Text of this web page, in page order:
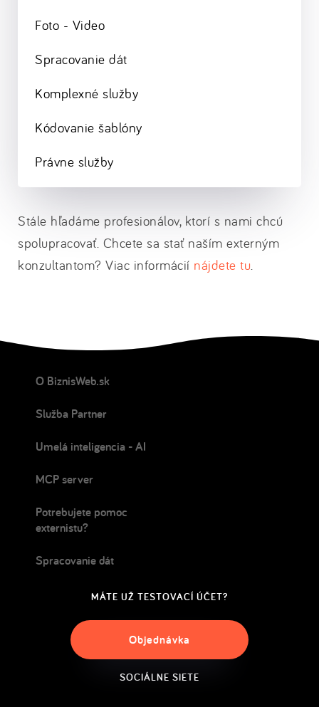
Foto - Video
Spracovanie dát
Komplexné služby
Kódovanie šablóny
Právne služby
Stále hľadáme profesionálov, ktorí s nami chcú
spolupracovať. Chcete sa stať naším externým
konzultantom? Viac informácií nájdete tu.
O BiznisWeb.sk
Služba Partner
Umelá inteligencia - AI
MCP server
Potrebujete pomoc
externistu?
Spracovanie dát
MÁTE UŽ TESTOVACÍ ÚČET?
Objednávka
SOCIÁLNE SIETE